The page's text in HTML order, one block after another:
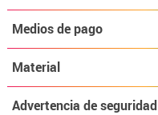
Medios de pago
Material
Advertencia de seguridad